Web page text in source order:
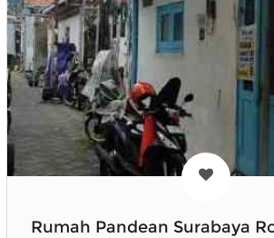
Rumah Pandean Surabaya